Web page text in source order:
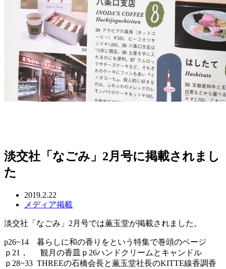
淡交社「なごみ」2月号に掲載されまし
た
2019.2.22
メディア掲載
淡交社「なごみ」2月号では薫玉堂が掲載されました。
p26~14 暮らしに和の香りをという特集で巻頭のページ
ｐ21， 観月の香皿ｐ26ハンドクリームとキャンドル
ｐ28~33 THREEの石橋会長と薫玉堂社長のKITTE線香調香